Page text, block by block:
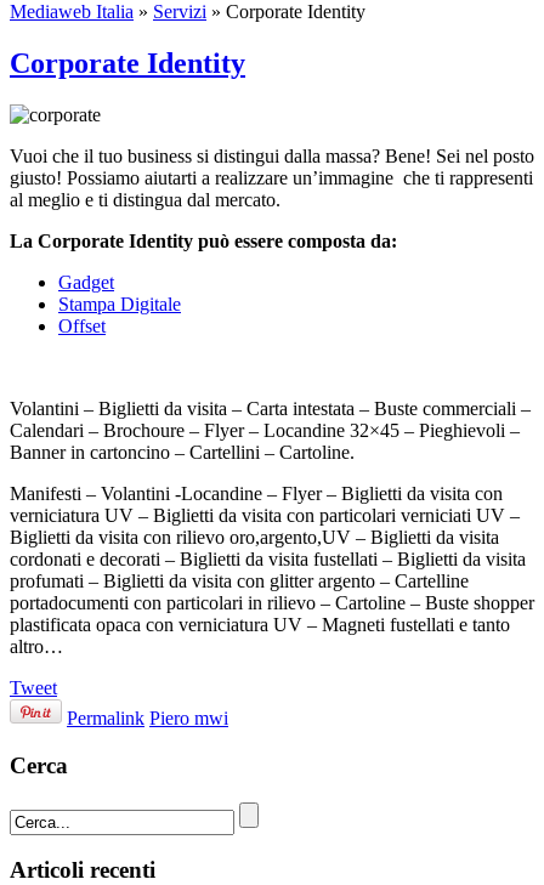
Mediaweb Italia » Servizi » Corporate Identity
Corporate Identity
Vuoi che il tuo business si distingui dalla massa? Bene! Sei nel posto
giusto! Possiamo aiutarti a realizzare un’immagine che ti rappresenti
al meglio e ti distingua dal mercato.
La Corporate Identity può essere composta da:
Gadget
Stampa Digitale
Offset
Volantini – Biglietti da visita – Carta intestata – Buste commerciali –
Calendari – Brochoure – Flyer – Locandine 32×45 – Pieghievoli –
Banner in cartoncino – Cartellini – Cartoline.
Manifesti – Volantini -Locandine – Flyer – Biglietti da visita con
verniciatura UV – Biglietti da visita con particolari verniciati UV –
Biglietti da visita con rilievo oro,argento,UV – Biglietti da visita
cordonati e decorati – Biglietti da visita fustellati – Biglietti da visita
profumati – Biglietti da visita con glitter argento – Cartelline
portadocumenti con particolari in rilievo – Cartoline – Buste shopper
plastificata opaca con verniciatura UV – Magneti fustellati e tanto
altro…
Tweet
Permalink Piero mwi
Cerca
Articoli recenti